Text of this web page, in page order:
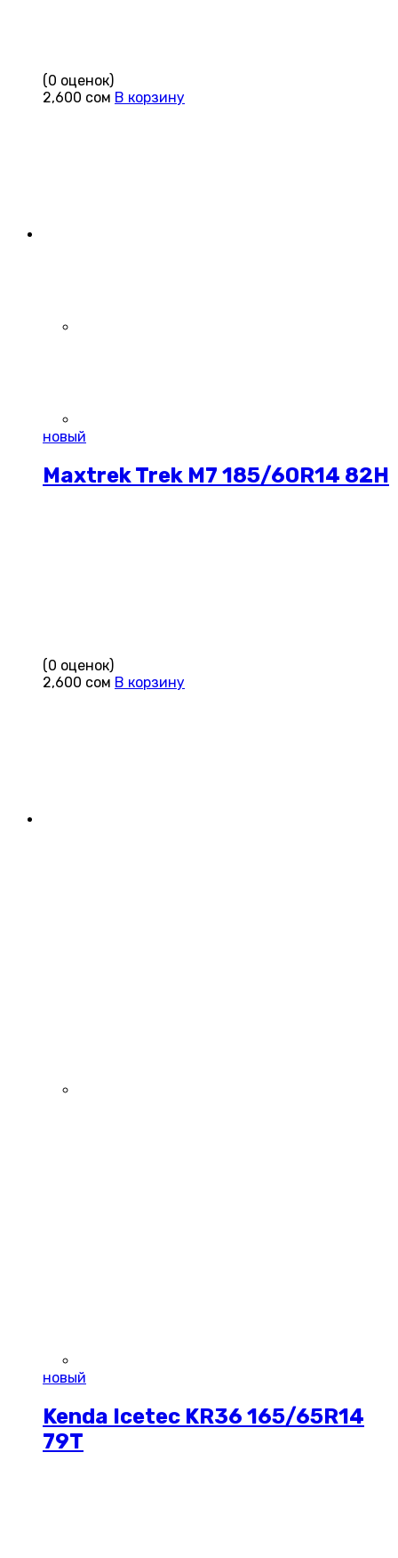
(0 оценок)
2,600 сом В корзину
новый
Maxtrek Trek M7 185/60R14 82H
(0 оценок)
2,600 сом В корзину
новый
Kenda Icetec KR36 165/65R14
79T